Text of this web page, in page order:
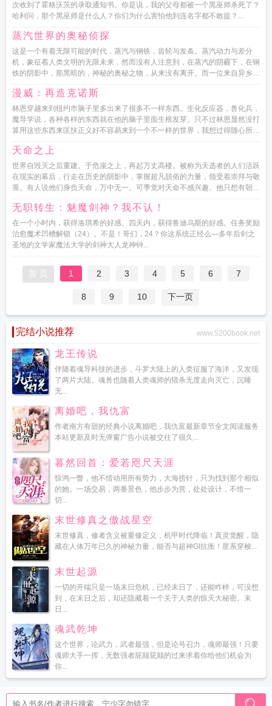
次收到了霍格沃茨的录取通知书。你是说，我的父母都被一个黑巫师杀死了？
哈利问，那个黑巫师是什么人？你们为什么害怕他到连名字都不敢提？...
蒸汽世界的奥秘侦探
这是一个有着无限可能的时代，蒸汽与钢铁，齿轮与发条。蒸汽动力与差分
机，象征着人类文明的无限未来，然而没有人注意到，在蒸汽的阴霾下，在钢
铁的阴影中，那黑暗的，神秘的奥秘之物，从来没有离开。而一位来自异乡的
漫威：再造克诺斯
林恩穿越来到纽约市脑子里多出来了很多不一样东西。生化反应器，兽化兵，
魔导学说，各种各样的东西就在他的脑子里面生根发芽。只不过林恩显然没打
算用这些东西来匡扶正义好不容易来到一个不一样的世界，我想过得随心所欲
天命之上
世界自毁灭之后重建。于危崖之上，再起万丈高楼。被称为天选者的人们活跃
在现实的幕后，行走在历史的阴影中，掌握超凡脱俗的力量，领受着崇拜与敬
畏。有人说他们身负天命，万中无一。可季觉对天命不感兴趣。他只想有朝一
无职转生：魅魔剑神？我不认！
在一个小时内，获得洛琪希的好感。四天内，获得鲁迪乌斯的好感。任务奖励
治愈魔术凹槽解锁（24）。不是！哥们，24？你这系统正经么—多年后剑之
圣地的文学家魔法大学的剑神大人龙神钟...
首 页 1 2 3 4 5 6 7
8 9 10 下一页
完结小说推荐 www.5200book.net
龙王传说
伴随着魂导科技的进步，斗罗大陆上的人类征服了海洋，又发现
了两片大陆。魂兽也随着人类魂师的猎杀无度走向灭亡，沉睡
无...
离婚吧，我仇富
作者南方有甜的经典小说离婚吧，我仇富最新章节全文阅读服务
本站更新及时无弹窗广告小说被交往了很久...
暮然回首：爱若咫尺天涯
惊鸿一瞥，他不惜动用所有势力，大海捞针，只为找到那个相似
的她。一场交易，两番景色，他步步为营，处处设计，不惜一
切...
末世修真之傲战星空
末世修真，修者含义被重修定义，机甲时代降临！真灵觉醒，隐
藏在人体万年已久的神秘力量，能否与超神GI抗衡！星系穿梭...
末世起源
一切的开端只是一场末日危机，已经末日了，还能咋样，可没想
到，在末日之后，却还隐藏着一个关于人类的惊天大秘密。末
日...
魂武乾坤
这个世界，论武力，武者最强，但是论号召力，魂师最强！只要
魂师大手一挥，无数强者屁颠屁颠的过来求着你给他们机会为
你...